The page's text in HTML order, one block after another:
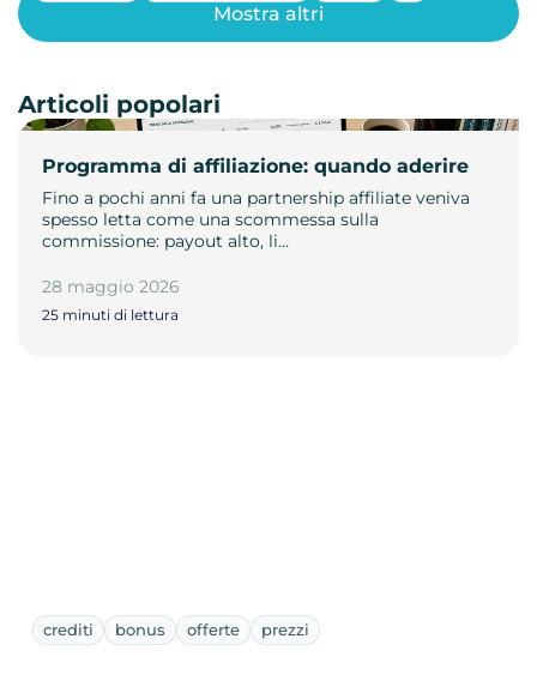
Programma di affiliazione: quando aderire
Fino a pochi anni fa una partnership affiliate veniva
spesso letta come una scommessa sulla
commissione: payout alto, li…
28 maggio 2026
25 minuti di lettura
Mostra altri
Articoli popolari
crediti bonus offerte prezzi